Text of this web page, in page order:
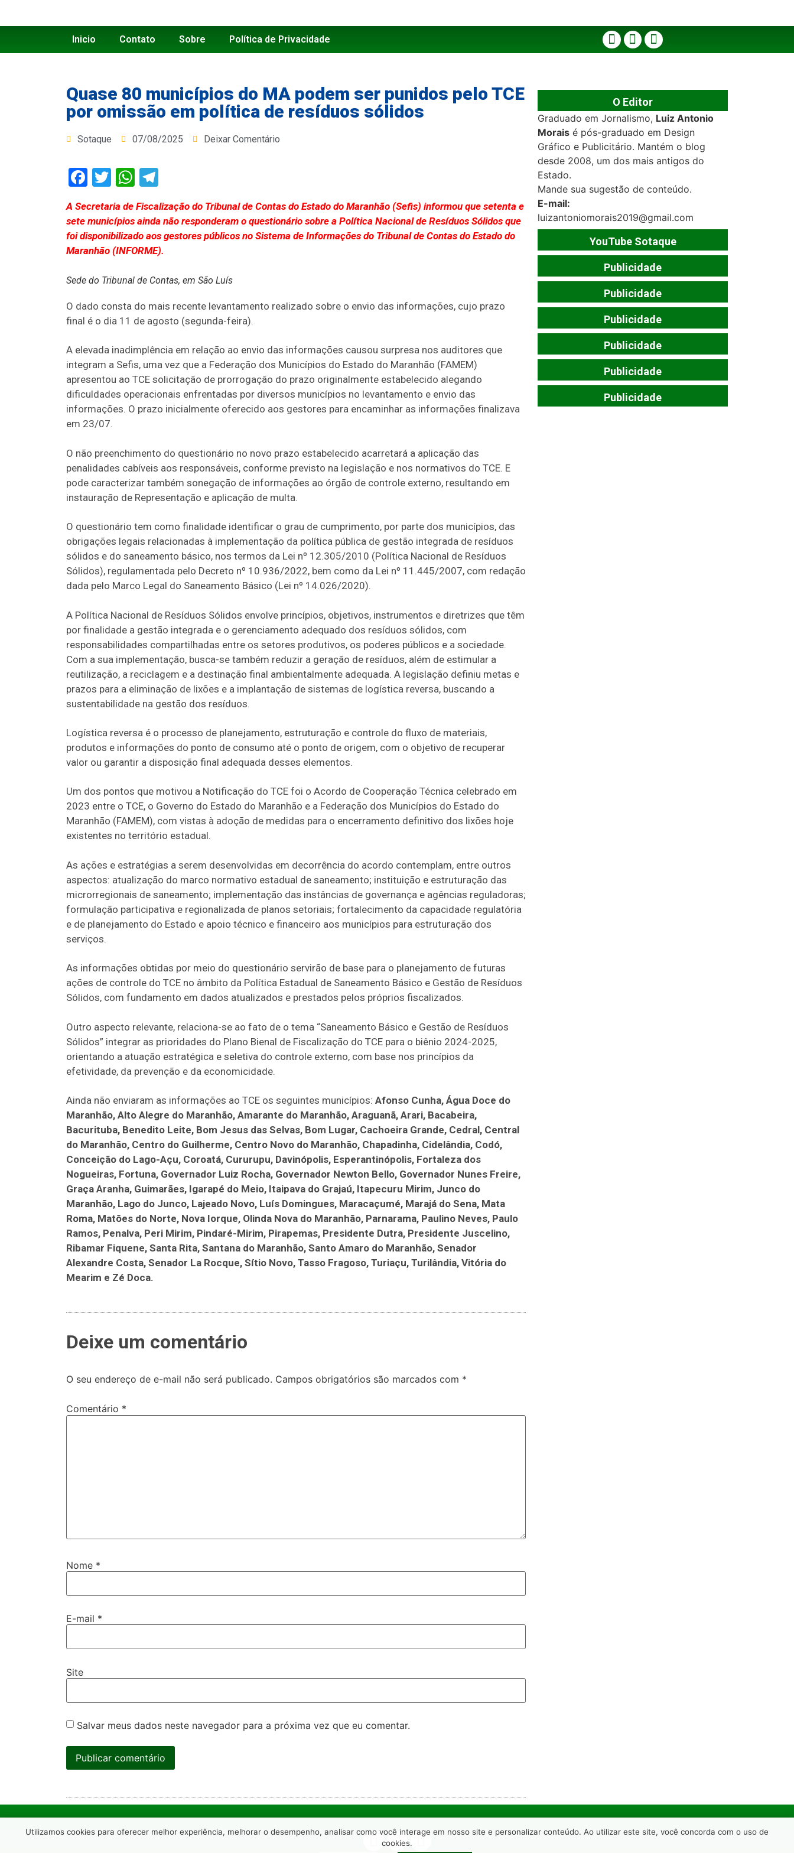
Inicio Contato Sobre Política de Privacidade
Quase 80 municípios do MA podem ser punidos pelo TCE
por omissão em política de resíduos sólidos
Sotaque 07/08/2025 Deixar Comentário
Facebook
TwitterWhatsApp
A Secretaria de Fiscalização do Tribunal de Contas do Estado do Maranhão (Sefis) informou que setenta e
sete municípios ainda não responderam o questionário sobre a Política Nacional de Resíduos Sólidos que
foi disponibilizado aos gestores públicos no Sistema de Informações do Tribunal de Contas do Estado do
Maranhão (INFORME).
Sede do Tribunal de Contas, em São Luís
O dado consta do mais recente levantamento realizado sobre o envio das informações, cujo prazo
final é o dia 11 de agosto (segunda-feira).
A elevada inadimplência em relação ao envio das informações causou surpresa nos auditores que
integram a Sefis, uma vez que a Federação dos Municípios do Estado do Maranhão (FAMEM)
apresentou ao TCE solicitação de prorrogação do prazo originalmente estabelecido alegando
dificuldades operacionais enfrentadas por diversos municípios no levantamento e envio das
informações. O prazo inicialmente oferecido aos gestores para encaminhar as informações finalizava
em 23/07.
O não preenchimento do questionário no novo prazo estabelecido acarretará a aplicação das
penalidades cabíveis aos responsáveis, conforme previsto na legislação e nos normativos do TCE. E
pode caracterizar também sonegação de informações ao órgão de controle externo, resultando em
instauração de Representação e aplicação de multa.
O questionário tem como finalidade identificar o grau de cumprimento, por parte dos municípios, das
obrigações legais relacionadas à implementação da política pública de gestão integrada de resíduos
sólidos e do saneamento básico, nos termos da Lei nº 12.305/2010 (Política Nacional de Resíduos
Sólidos), regulamentada pelo Decreto nº 10.936/2022, bem como da Lei nº 11.445/2007, com redação
dada pelo Marco Legal do Saneamento Básico (Lei nº 14.026/2020).
A Política Nacional de Resíduos Sólidos envolve princípios, objetivos, instrumentos e diretrizes que têm
por finalidade a gestão integrada e o gerenciamento adequado dos resíduos sólidos, com
responsabilidades compartilhadas entre os setores produtivos, os poderes públicos e a sociedade.
Com a sua implementação, busca-se também reduzir a geração de resíduos, além de estimular a
reutilização, a reciclagem e a destinação final ambientalmente adequada. A legislação definiu metas e
prazos para a eliminação de lixões e a implantação de sistemas de logística reversa, buscando a
sustentabilidade na gestão dos resíduos.
Logística reversa é o processo de planejamento, estruturação e controle do fluxo de materiais,
produtos e informações do ponto de consumo até o ponto de origem, com o objetivo de recuperar
valor ou garantir a disposição final adequada desses elementos.
Um dos pontos que motivou a Notificação do TCE foi o Acordo de Cooperação Técnica celebrado em
2023 entre o TCE, o Governo do Estado do Maranhão e a Federação dos Municípios do Estado do
Maranhão (FAMEM), com vistas à adoção de medidas para o encerramento definitivo dos lixões hoje
existentes no território estadual.
As ações e estratégias a serem desenvolvidas em decorrência do acordo contemplam, entre outros
aspectos: atualização do marco normativo estadual de saneamento; instituição e estruturação das
microrregionais de saneamento; implementação das instâncias de governança e agências reguladoras;
formulação participativa e regionalizada de planos setoriais; fortalecimento da capacidade regulatória
e de planejamento do Estado e apoio técnico e financeiro aos municípios para estruturação dos
serviços.
As informações obtidas por meio do questionário servirão de base para o planejamento de futuras
ações de controle do TCE no âmbito da Política Estadual de Saneamento Básico e Gestão de Resíduos
Sólidos, com fundamento em dados atualizados e prestados pelos próprios fiscalizados.
Outro aspecto relevante, relaciona-se ao fato de o tema “Saneamento Básico e Gestão de Resíduos
Sólidos” integrar as prioridades do Plano Bienal de Fiscalização do TCE para o biênio 2024-2025,
orientando a atuação estratégica e seletiva do controle externo, com base nos princípios da
efetividade, da prevenção e da economicidade.
Ainda não enviaram as informações ao TCE os seguintes municípios: Afonso Cunha, Água Doce do
Maranhão, Alto Alegre do Maranhão, Amarante do Maranhão, Araguanã, Arari, Bacabeira,
Bacurituba, Benedito Leite, Bom Jesus das Selvas, Bom Lugar, Cachoeira Grande, Cedral, Central
do Maranhão, Centro do Guilherme, Centro Novo do Maranhão, Chapadinha, Cidelândia, Codó,
Conceição do Lago-Açu, Coroatá, Cururupu, Davinópolis, Esperantinópolis, Fortaleza dos
Nogueiras, Fortuna, Governador Luiz Rocha, Governador Newton Bello, Governador Nunes Freire,
Graça Aranha, Guimarães, Igarapé do Meio, Itaipava do Grajaú, Itapecuru Mirim, Junco do
Maranhão, Lago do Junco, Lajeado Novo, Luís Domingues, Maracaçumé, Marajá do Sena, Mata
Roma, Matões do Norte, Nova Iorque, Olinda Nova do Maranhão, Parnarama, Paulino Neves, Paulo
Ramos, Penalva, Peri Mirim, Pindaré-Mirim, Pirapemas, Presidente Dutra, Presidente Juscelino,
Ribamar Fiquene, Santa Rita, Santana do Maranhão, Santo Amaro do Maranhão, Senador
Alexandre Costa, Senador La Rocque, Sítio Novo, Tasso Fragoso, Turiaçu, Turilândia, Vitória do
Mearim e Zé Doca.
Deixe um comentário
O seu endereço de e-mail não será publicado. Campos obrigatórios são marcados com *
Comentário *
Nome *
E-mail *
Site
Salvar meus dados neste navegador para a próxima vez que eu comentar.
O Editor
Graduado em Jornalismo, Luiz Antonio
Morais é pós-graduado em Design
Gráfico e Publicitário. Mantém o blog
desde 2008, um dos mais antigos do
Estado.
Mande sua sugestão de conteúdo.
E-mail:
luizantoniomorais2019@gmail.com
YouTube Sotaque
Publicidade
Publicidade
Publicidade
Publicidade
Publicidade
Publicidade
Utilizamos cookies para oferecer melhor experiência, melhorar o desempenho, analisar como você interage em nosso site e personalizar conteúdo. Ao utilizar este site, você concorda com o uso de
cookies.